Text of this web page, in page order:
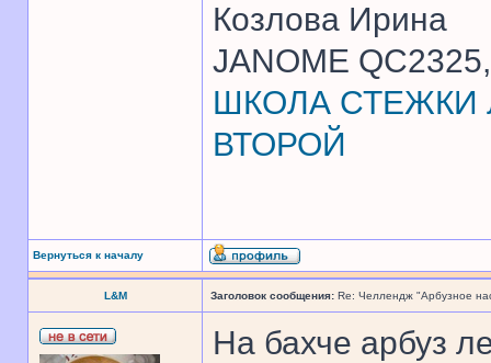
Козлова Ирина
JANOME
ШКОЛА СТЕЖКИ
ВТОРОЙ
Вернуться к началу
L&M Заголовок сообщения: Re: Челлендж "Арбузное
На бахче арбуз